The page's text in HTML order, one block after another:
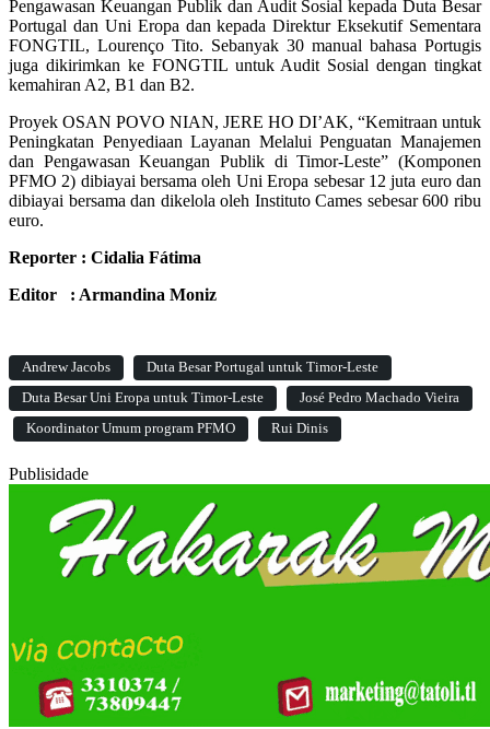
Pengawasan Keuangan Publik dan Audit Sosial kepada Duta Besar
Portugal dan Uni Eropa dan kepada Direktur Eksekutif Sementara
FONGTIL, Lourenço Tito. Sebanyak 30 manual bahasa Portugis
juga dikirimkan ke FONGTIL untuk Audit Sosial dengan tingkat
kemahiran A2, B1 dan B2.
Proyek OSAN POVO NIAN, JERE HO DI’AK, “Kemitraan untuk
Peningkatan Penyediaan Layanan Melalui Penguatan Manajemen
dan Pengawasan Keuangan Publik di Timor-Leste” (Komponen
PFMO 2) dibiayai bersama oleh Uni Eropa sebesar 12 juta euro dan
dibiayai bersama dan dikelola oleh Instituto Cames sebesar 600 ribu
euro.
Reporter : Cidalia Fátima
Editor : Armandina Moniz
Andrew Jacobs
Duta Besar Portugal untuk Timor-Leste
Duta Besar Uni Eropa untuk Timor-Leste
José Pedro Machado Vieira
Koordinator Umum program PFMO
Rui Dinis
Publisidade